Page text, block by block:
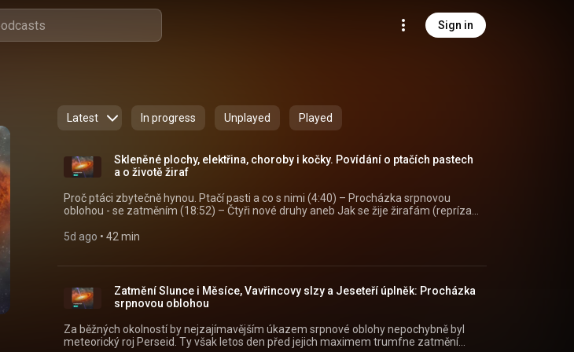
Sign in
Latest In progress Unplayed Played
Skleněné plochy, elektřina, choroby i kočky. Povídání o ptačích pastech
a o životě žiraf
Proč ptáci zbytečně hynou. Ptačí pasti a co s nimi (4:40) – Procházka srpnovou
oblohou - se zatměním (18:52) – Čtyři nové druhy aneb Jak se žije žirafám (repríza,
aplikaci mujRozhlas pro Android (https://play.google.com/store/apps/details?
4be65990913f?
utm_source=rss&utm_medium=podcast&utm_campaign=50cd4528-e50a-31e6-
a57d-6eab8a79514c) .
5d ago • 42 min
Zatmění Slunce i Měsíce, Vavřincovy slzy a Jeseteří úplněk: Procházka
srpnovou oblohou
Za běžných okolností by nejzajímavějším úkazem srpnové oblohy nepochybně byl
meteorický roj Perseid. Ty však letos den před jejich maximem trumfne zatmění